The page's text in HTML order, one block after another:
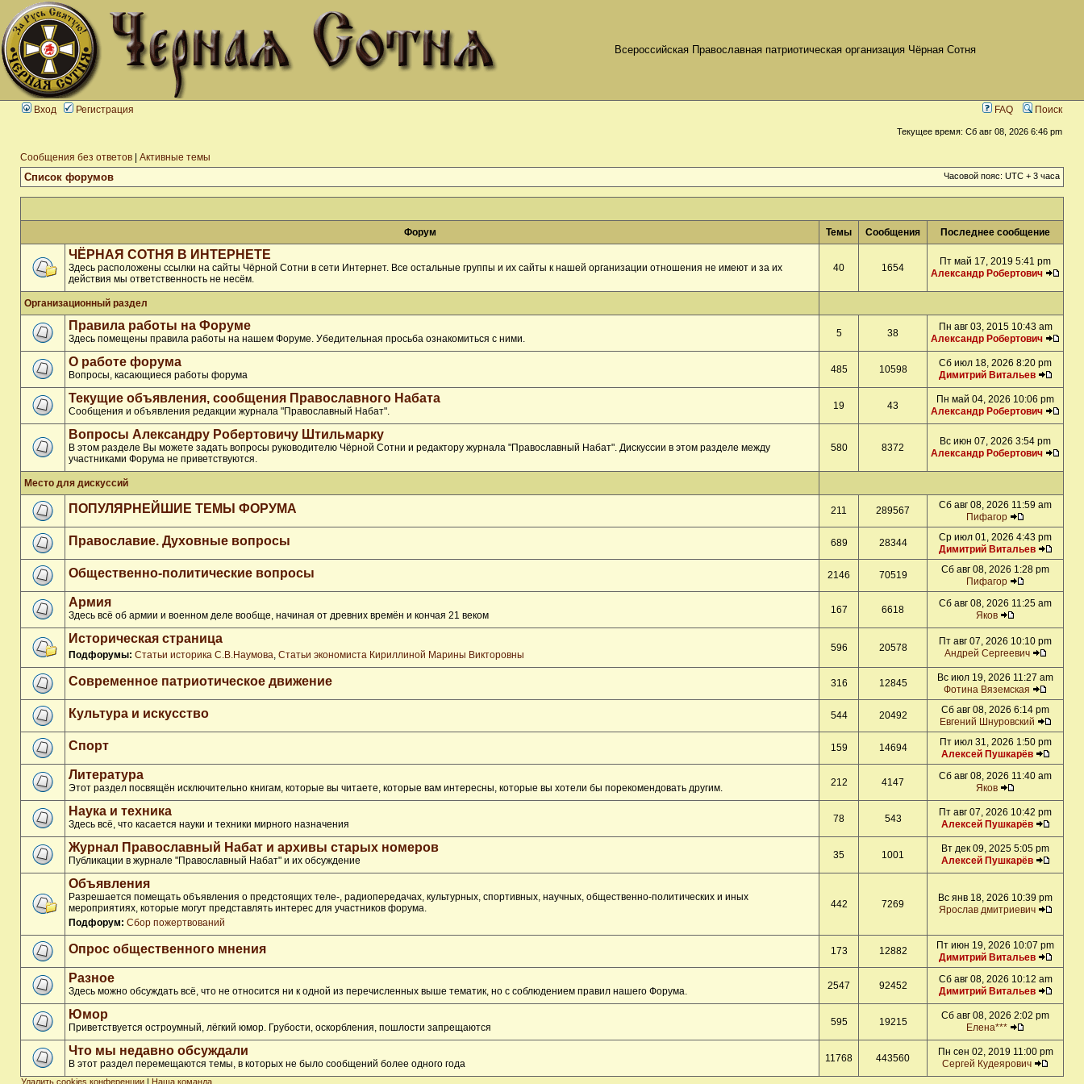
Всероссийская Православная патриотическая организация Чёрная Сотня
Вход Регистрация FAQ Поиск
Текущее время: Сб авг 08, 2026 6:46 pm
Сообщения без ответов Активные темы
Список форумов Часовой пояс: UTC + 3 часа
Форум Темы Сообщения Последнее сообщение
ЧЁРНАЯ СОТНЯ В ИНТЕРНЕТЕ
Здесь расположены ссылки на сайты Чёрной Сотни в сети Интернет. Все остальные группы и их сайты к нашей организации отношения не имеют и за их
действия мы ответственность не несём.
40 1654
Пт май 17, 2019 5:41 pm
Александр Робертович
Организационный раздел
Правила работы на Форуме
Здесь помещены правила работы на нашем Форуме. Убедительная просьба ознакомиться с ними. 5 38
Пн авг 03, 2015 10:43 am
Александр Робертович
О работе форума
Вопросы, касающиеся работы форума 485 10598
Сб июл 18, 2026 8:20 pm
Димитрий Витальев
Текущие объявления, сообщения Православного Набата
Сообщения и объявления редакции журнала "Православный Набат". 19 43
Пн май 04, 2026 10:06 pm
Александр Робертович
Вопросы Александру Робертовичу Штильмарку
В этом разделе Вы можете задать вопросы руководителю Чёрной Сотни и редактору журнала "Православный Набат". Дискуссии в этом разделе между
участниками Форума не приветствуются.
580 8372
Вс июн 07, 2026 3:54 pm
Александр Робертович
Место для дискуссий
ПОПУЛЯРНЕЙШИЕ ТЕМЫ ФОРУМА 211 289567
Сб авг 08, 2026 11:59 am
Пифагор
Православие. Духовные вопросы 689 28344
Ср июл 01, 2026 4:43 pm
Димитрий Витальев
Общественно-политические вопросы 2146 70519
Сб авг 08, 2026 1:28 pm
Пифагор
Армия
Здесь всё об армии и военном деле вообще, начиная от древних времён и кончая 21 веком 167 6618
Сб авг 08, 2026 11:25 am
Яков
Историческая страница
Подфорумы: Статьи историка С.В.Наумова, Статьи экономиста Кириллиной Марины Викторовны
596 20578
Пт авг 07, 2026 10:10 pm
Андрей Сергеевич
Современное патриотическое движение 316 12845
Вс июл 19, 2026 11:27 am
Фотина Вяземская
Культура и искусство 544 20492
Сб авг 08, 2026 6:14 pm
Евгений Шнуровский
Спорт 159 14694
Пт июл 31, 2026 1:50 pm
Алексей Пушкарёв
Литература
Этот раздел посвящён исключительно книгам, которые вы читаете, которые вам интересны, которые вы хотели бы порекомендовать другим. 212 4147
Сб авг 08, 2026 11:40 am
Яков
Наука и техника
Здесь всё, что касается науки и техники мирного назначения 78 543
Пт авг 07, 2026 10:42 pm
Алексей Пушкарёв
Журнал Православный Набат и архивы старых номеров
Публикации в журнале "Православный Набат" и их обсуждение 35 1001
Вт дек 09, 2025 5:05 pm
Алексей Пушкарёв
Объявления
Разрешается помещать объявления о предстоящих теле-, радиопередачах, культурных, спортивных, научных, общественно-политических и иных
мероприятиях, которые могут представлять интерес для участников форума.
Подфорум: Сбор пожертвований
442 7269
Вс янв 18, 2026 10:39 pm
Ярослав дмитриевич
Опрос общественного мнения 173 12882
Пт июн 19, 2026 10:07 pm
Димитрий Витальев
Разное
Здесь можно обсуждать всё, что не относится ни к одной из перечисленных выше тематик, но с соблюдением правил нашего Форума. 2547 92452
Сб авг 08, 2026 10:12 am
Димитрий Витальев
Юмор
Приветствуется остроумный, лёгкий юмор. Грубости, оскорбления, пошлости запрещаются 595 19215
Сб авг 08, 2026 2:02 pm
Елена***
Что мы недавно обсуждали
В этот раздел перемещаются темы, в которых не было сообщений более одного года 11768 443560
Пн сен 02, 2019 11:00 pm
Сергей Кудеярович
Удалить cookies конференции | Наша команда